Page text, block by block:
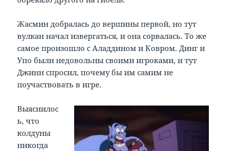
Жасмин добралась до вершины первой, но тут
вулкан начал извергаться, и она сорвалась. То же
самое произошло с Аладдином и Ковром. Динг и
Упо были недовольны своими игроками, и тут
Джинн спросил, почему бы им самим не
поучаствовать в игре.
Выяснилос
ь, что
колдуны
никогда